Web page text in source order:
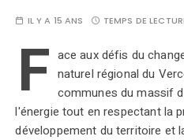
IL Y A 15 ANS TEMPS DE
F ace aux défis du
naturel régional du
communes du massif
l'énergie tout en respectant la
développement du territoire et